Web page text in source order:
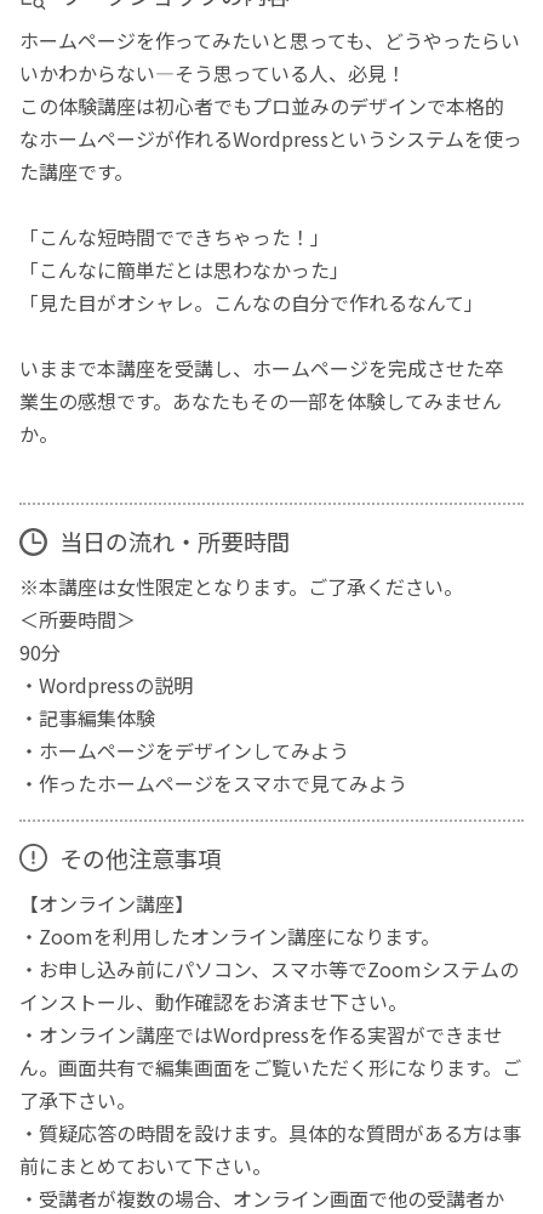
ホームページを作ってみたいと思っても、どうやったらい
いかわからない―そう思っている人、必見！
この体験講座は初心者でもプロ並みのデザインで本格的
なホームページが作れるWordpressというシステムを使っ
た講座です。
「こんな短時間でできちゃった！」
「こんなに簡単だとは思わなかった」
「見た目がオシャレ。こんなの自分で作れるなんて」
いままで本講座を受講し、ホームページを完成させた卒
業生の感想です。あなたもその一部を体験してみません
か。
当日の流れ・所要時間
※本講座は女性限定となります。ご了承ください。
＜所要時間＞
90分
・Wordpressの説明
・記事編集体験
・ホームページをデザインしてみよう
・作ったホームページをスマホで見てみよう
その他注意事項
【オンライン講座】
・Zoomを利用したオンライン講座になります。
・お申し込み前にパソコン、スマホ等でZoomシステムの
インストール、動作確認をお済ませ下さい。
・オンライン講座ではWordpressを作る実習ができませ
ん。画面共有で編集画面をご覧いただく形になります。ご
了承下さい。
・質疑応答の時間を設けます。具体的な質問がある方は事
前にまとめておいて下さい。
・受講者が複数の場合、オンライン画面で他の受講者か